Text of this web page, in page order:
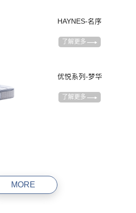
HAYNES-名序
了解更多